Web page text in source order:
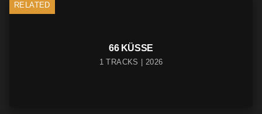
RELATED
66 KÜSSE
1 TRACKS | 2026